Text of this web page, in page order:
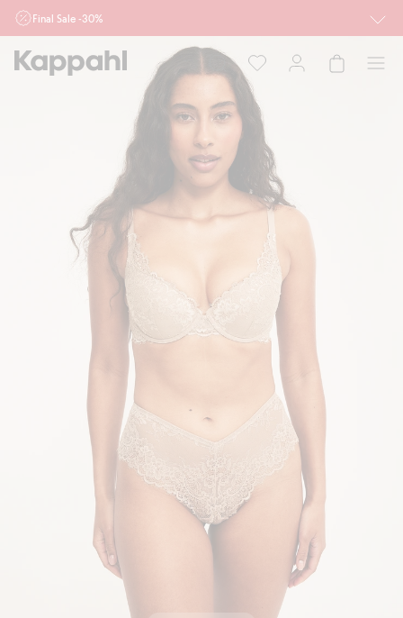
Final Sale -30%
Ważne przy zakupie min. 2 sztuk produktów włączonych w ofertę, również z
działu outlet do 10.8 w sklepach Kappahl i Newbie oraz na kappahl.com. Ofert
nie łączymy
Mężczyzna Dziecko